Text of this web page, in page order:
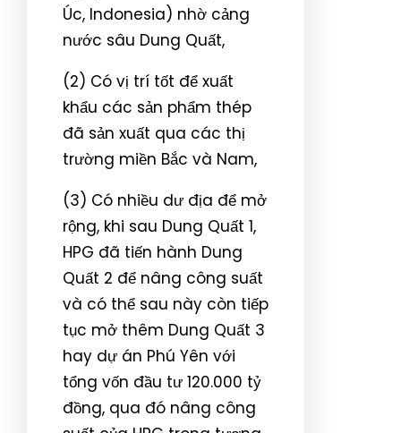
Úc, Indonesia) nhờ cảng
nước sâu Dung Quất,
(2) Có vị trí tốt để xuất
khẩu các sản phẩm thép
đã sản xuất qua các thị
trường miền Bắc và Nam,
(3) Có nhiều dư địa để mở
rộng, khi sau Dung Quất 1,
HPG đã tiến hành Dung
Quất 2 để nâng công suất
và có thể sau này còn tiếp
tục mở thêm Dung Quất 3
hay dự án Phú Yên với
tổng vốn đầu tư 120.000 tỷ
đồng, qua đó nâng công